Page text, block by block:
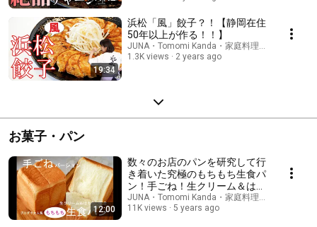
19:34
浜松「風」餃子？！【静岡在住
50年以上が作る！！】
JUNA・Tomomi Kanda・家庭料理研究家
1.3K views
2 years ago
お菓子・パン
12:00
数々のお店のパンを研究して行
き着いた究極のもちもち生食パ
ン！手ごね！生クリーム＆はち
みつ配合 ホームベーカリーでも
できます
JUNA・Tomomi Kanda・家庭料理研究家
11K views
5 years ago